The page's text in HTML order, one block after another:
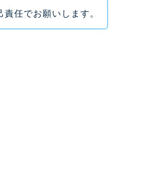
任でお願いします。